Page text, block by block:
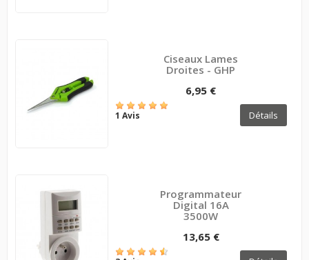
Ciseaux Lames
Droites - GHP
6,95 €
1 Avis Détails
Programmateur
Digital 16A
3500W
13,65 €